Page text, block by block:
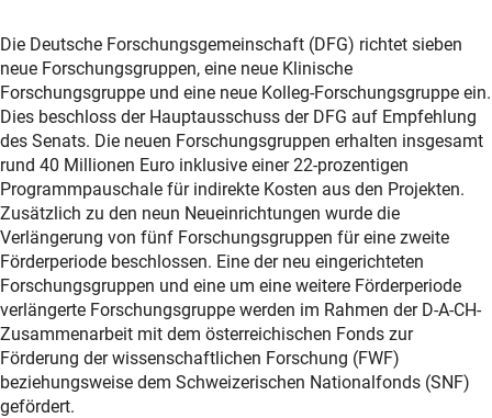
Die Deutsche Forschungsgemeinschaft (DFG) richtet sieben
neue Forschungsgruppen, eine neue Klinische
Forschungsgruppe und eine neue Kolleg-Forschungsgruppe ein.
Dies beschloss der Hauptausschuss der DFG auf Empfehlung
des Senats. Die neuen Forschungsgruppen erhalten insgesamt
rund 40 Millionen Euro inklusive einer 22-prozentigen
Programmpauschale für indirekte Kosten aus den Projekten.
Zusätzlich zu den neun Neueinrichtungen wurde die
Verlängerung von fünf Forschungsgruppen für eine zweite
Förderperiode beschlossen. Eine der neu eingerichteten
Forschungsgruppen und eine um eine weitere Förderperiode
verlängerte Forschungsgruppe werden im Rahmen der D-A-CH-
Zusammenarbeit mit dem österreichischen Fonds zur
Förderung der wissenschaftlichen Forschung (FWF)
beziehungsweise dem Schweizerischen Nationalfonds (SNF)
gefördert.